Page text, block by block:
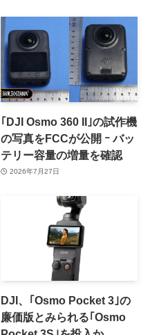
｢DJI Osmo 360 II｣の試作機
の写真をFCCが公開 ｰ バッ
テリー容量の増量を確認
2026年7月27日
DJI、｢Osmo Pocket 3｣の
廉価版とみられる｢Osmo